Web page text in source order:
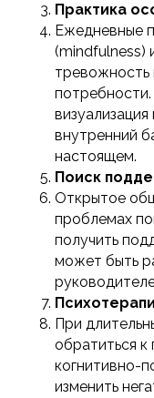
Практика
Ежедневные
(mindfulness)
тревожность
внутренний
настоящем.
Поиск
Открытое
проблемах
получить
может быть
При
обратиться к
когнитивно-
изменить
ООО «ИСП»
ОГРН 1197746615736
ИНН 7727431274
125315, г. Москва,
пр-кт
эт/пом/ком 2/IV/20
+7(499) 229-58-68,
+7 (495) 152-08-01
info@iomp.ru